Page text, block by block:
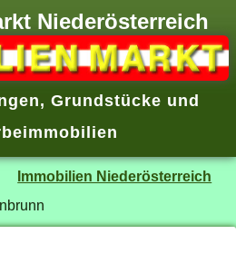
Niederösterreich
, Grundstücke und
Immobilien Niederösterreich